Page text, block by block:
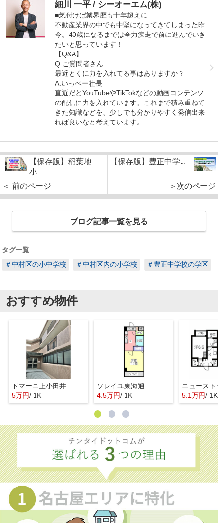
細川 一平 / シーオーエム(株)
■気付けば業界歴も十年超えに
不動産業界の中でも中堅になってきてしまった昨
今。40歳になるまでは全力疾走で前に進んでいき
たいと思っています！
【Q&A】
Q.ご質問者さん
最近とくに力を入れてる事はありますか？
A.いっぺー社長
直近だとYouTubeやTikTokなどの動画コンテンツ
の配信に力を入れています。これまで積み重ねて
きた知識などを、少しでも分かりやすく発信出来
れば良いなと考えています。
【保存版】稲葉地
小...
＜ 前のページ
【保存版】豊正中学...
＞次のページ
ブログ記事一覧を見る
タグ一覧
＃中村区の小中学校
＃中村区内の小学校 ＃豊正中学校の学区
おすすめ物件
ドマーニ上小田井
5万円/ 1K
ソレイユ東海通
4.5万円/ 1K
ニュースト
5.1万円/ 1K